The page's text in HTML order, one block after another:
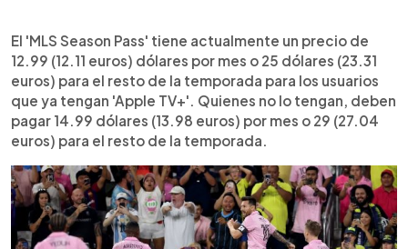
El 'MLS Season Pass' tiene actualmente un precio de
12.99 (12.11 euros) dólares por mes o 25 dólares (23.31
euros) para el resto de la temporada para los usuarios
que ya tengan 'Apple TV+'. Quienes no lo tengan, deben
pagar 14.99 dólares (13.98 euros) por mes o 29 (27.04
euros) para el resto de la temporada.